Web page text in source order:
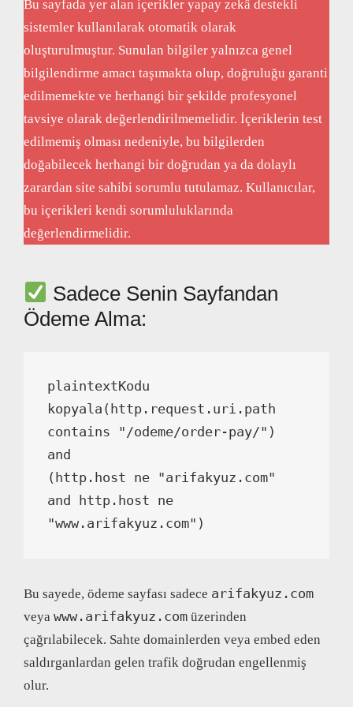
Bu sayfada yer alan içerikler yapay zekâ destekli
sistemler kullanılarak otomatik olarak
oluşturulmuştur. Sunulan bilgiler yalnızca genel
bilgilendirme amacı taşımakta olup, doğruluğu garanti
edilmemekte ve herhangi bir şekilde profesyonel
tavsiye olarak değerlendirilmemelidir. İçeriklerin test
edilmemiş olması nedeniyle, bu bilgilerden
doğabilecek herhangi bir doğrudan ya da dolaylı
zarardan site sahibi sorumlu tutulamaz. Kullanıcılar,
bu içerikleri kendi sorumluluklarında
değerlendirmelidir.
Sadece Senin Sayfandan
Ödeme Alma:
plaintextKodu
kopyala (http.request.uri.path
contains "/odeme/order-pay/")
and
(http.host ne "arifakyuz.com"
and http.host ne
"www. arifakyuz .com")
Bu sayede, ödeme sayfası sadece arifakyuz.com
veya www.arifakyuz.com üzerinden
çağrılabilecek. Sahte domainlerden veya embed eden
saldırganlardan gelen trafik doğrudan engellenmiş
olur.